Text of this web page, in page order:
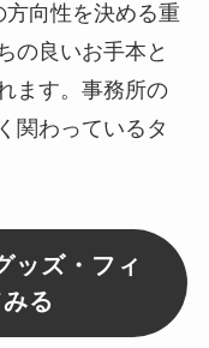
向性を決める重
の良いお手本と
ます。事務所の
関わっているタ
ッズ・フィ
る